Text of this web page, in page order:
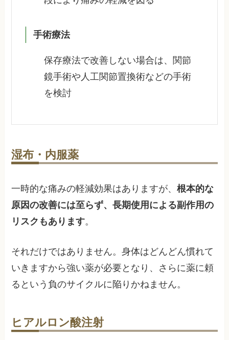
手術療法
保存療法で改善しない場合は、関節
鏡手術や人工関節置換術などの手術
を検討
湿布・内服薬
一時的な痛みの軽減効果はありますが、根本的な
原因の改善には至らず、長期使用による副作用の
リスクもあります。
それだけではありません。身体はどんどん慣れて
いきますから強い薬が必要となり、さらに薬に頼
るという負のサイクルに陥りかねません。
ヒアルロン酸注射